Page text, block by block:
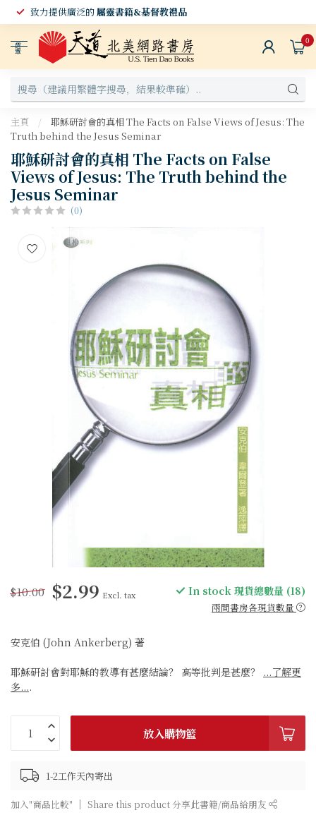
致力提供廣泛的屬靈書籍&基督教禮品
選
單
0
主頁 /
耶穌研討會的真相 The Facts on False Views of Jesus: The
Truth behind the Jesus Seminar
耶穌研討會的真相 The Facts on False
Views of Jesus: The Truth behind the
Jesus Seminar
(0)
$10.00 $2.99 Excl. tax In stock 現貨總數量 (18)
兩間書房各現貨數量
安克伯 (John Ankerberg) 著
耶穌研討會對耶穌的教導有甚麼結論？ 高等批判是甚麼？ ...了解更
多....
放入購物籃
1-2工作天內寄出
加入"商品比較" Share this product 分享此書籍/商品給朋友